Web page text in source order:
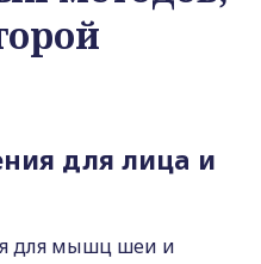
для лица и
для мышц шеи и